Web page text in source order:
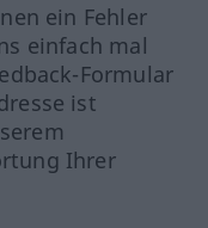
ein Fehler
einfach mal
Formular
ist
Ihrer